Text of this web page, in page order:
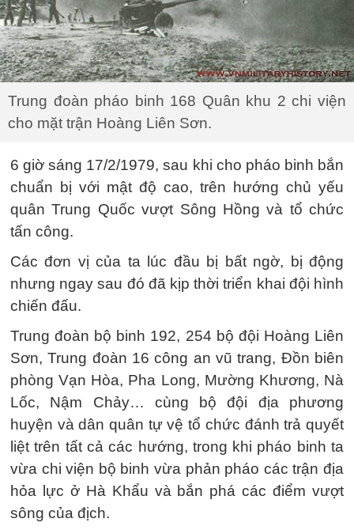
Trung đoàn pháo binh 168 Quân khu 2 chi viện
cho mặt trận Hoàng Liên Sơn.
6 giờ sáng 17/2/1979, sau khi cho pháo binh bắn
chuẩn bị với mật độ cao, trên hướng chủ yếu
quân Trung Quốc vượt Sông Hồng và tổ chức
tấn công.
Các đơn vị của ta lúc đầu bị bất ngờ, bị động
nhưng ngay sau đó đã kịp thời triển khai đội hình
chiến đấu.
Trung đoàn bộ binh 192, 254 bộ đội Hoàng Liên
Sơn, Trung đoàn 16 công an vũ trang, Đồn biên
phòng Vạn Hòa, Pha Long, Mường Khương, Nà
Lốc, Nậm Chảy… cùng bộ đội địa phương
huyện và dân quân tự vệ tổ chức đánh trả quyết
liệt trên tất cả các hướng, trong khi pháo binh ta
vừa chi viện bộ binh vừa phản pháo các trận địa
hỏa lực ở Hà Khẩu và bắn phá các điểm vượt
sông của địch.